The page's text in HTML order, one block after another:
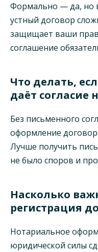
Формально — да, но
устный договор
защищает ваши
соглашение
Что делать,
даёт согласие
Без письменного
оформление
Лучше получить
не было споров и
Насколько
регистрация
Нотариальное
юридической силы